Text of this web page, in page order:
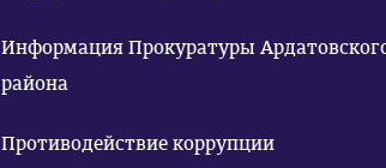
Информация Прокуратуры
района
Противодействие коррупции